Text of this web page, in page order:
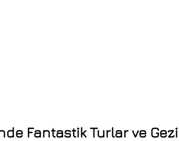
Fantastik Turlar ve